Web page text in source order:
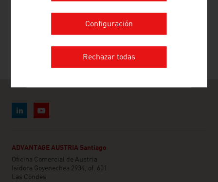
RECOMENDAR PÁGINA
ADVANTAGE AUSTRIA Santiago
Oficina Comercial de Austria
Isidora Goyenechea 2934, of. 601
Las Condes
Configuración
Rechazar todas